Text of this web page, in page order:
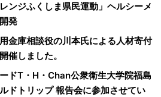
レンジふくしま県民運動」ヘルシーメ
発
金庫相談役の川本氏による人材寄付
催しました。
ドT・H・Chan公衆衛生大学院福島
ドトリップ 報告会に参加させてい